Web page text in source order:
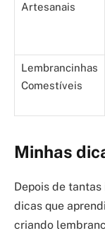
Artesanais
Lembrancinhas
Comestíveis
Minhas
Depois de
dicas que
criando